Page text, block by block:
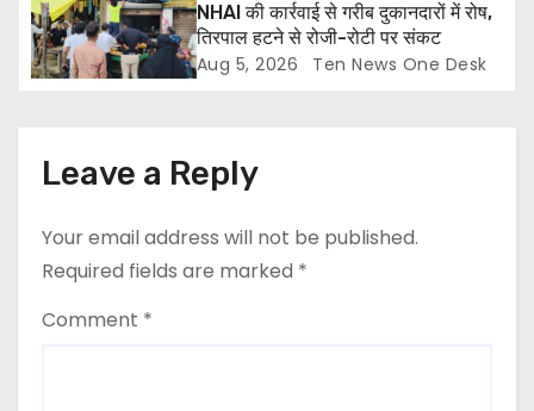
NHAI की कार्रवाई से गरीब दुकानदारों में रोष,
तिरपाल हटने से रोजी-रोटी पर संकट
Aug 5, 2026 Ten News One Desk
Leave a Reply
Your email address will not be published.
Required fields are marked *
Comment *